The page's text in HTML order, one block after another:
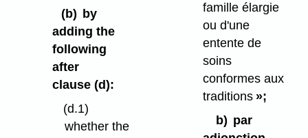
(b) by
adding the
following
after
clause (d):
(d.1)
whether the
famille élargie
ou d'une
entente de
soins
conformes aux
traditions »;
b) par